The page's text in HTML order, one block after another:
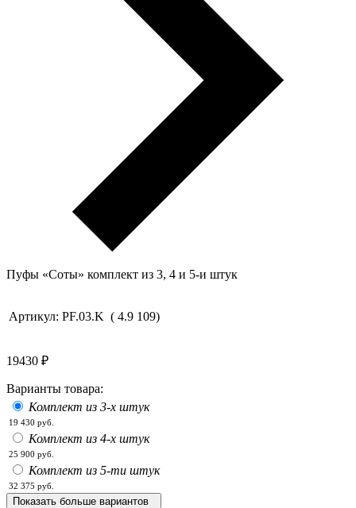
Пуфы «Соты» комплект из 3, 4 и 5-и штук
Артикул: PF.03.K ( 4.9 109)
19430 ₽
Варианты товара:
Комплект из 3-х штук
19 430 руб.
Комплект из 4-х штук
25 900 руб.
Комплект из 5-ти штук
32 375 руб.
Показать больше вариантов